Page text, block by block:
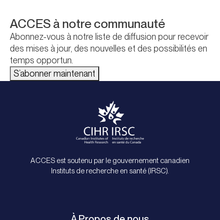
ACCES à notre communauté
Abonnez-vous à notre liste de diffusion pour recevoir
des mises à jour, des nouvelles et des possibilités en
temps opportun.
S’abonner maintenant
ACCES est soutenu par le gouvernement canadien
Instituts de recherche en santé (IRSC).